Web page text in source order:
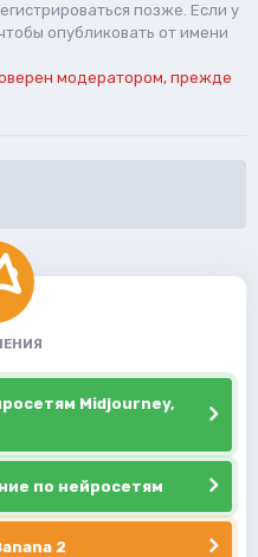
позже. Если у
опубликовать от имени
модератором, прежде
Midjourney,
по нейросетям
2